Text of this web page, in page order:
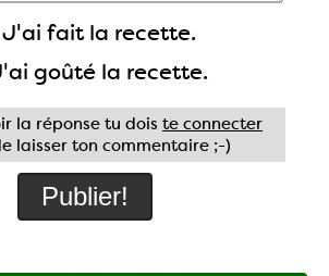
J'ai fait la recette.
goûté la recette.
la réponse tu dois te connecter
laisser ton commentaire ;-)